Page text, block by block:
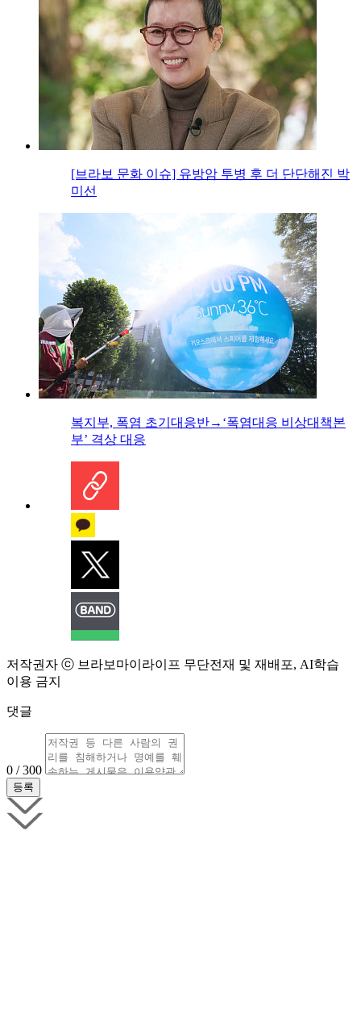
[브라보 문화 이슈] 유방암 투병 후 더 단단해진 박
미선
복지부, 폭염 초기대응반→‘폭염대응 비상대책본
부’ 격상 대응
저작권자 ⓒ 브라보마이라이프 무단전재 및 재배포, AI학습
이용 금지
댓글
0 / 300